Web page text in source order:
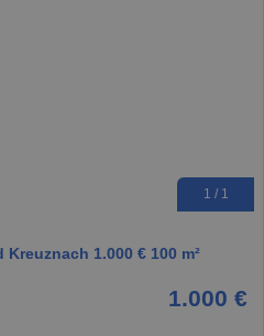
1 / 1
1.000 € 100 m²
1.000 €